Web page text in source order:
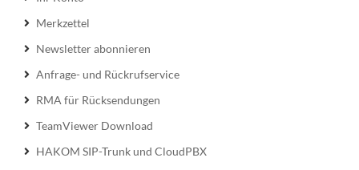
Merkzettel
Newsletter abonnieren
Anfrage- und Rückrufservice
RMA für Rücksendungen
TeamViewer Download
HAKOM SIP-Trunk und CloudPBX